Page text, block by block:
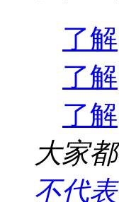
了解
了解
了解
大家
不代